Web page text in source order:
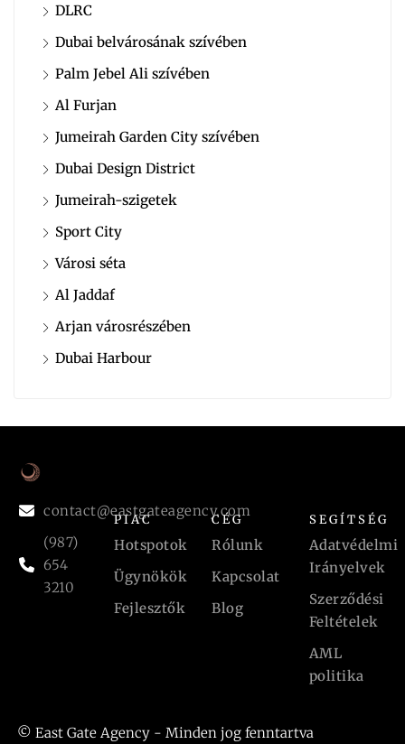
DLRC
Dubai belvárosának szívében
Palm Jebel Ali szívében
Al Furjan
Jumeirah Garden City szívében
Dubai Design District
Jumeirah-szigetek
Sport City
Városi séta
Al Jaddaf
Arjan városrészében
Dubai Harbour
contact@eastgateagency.com
(987)
654
3210
PIAC
Hotspotok
Ügynökök
Fejlesztők
CÉG
Rólunk
Kapcsolat
Blog
SEGÍTSÉG
Adatvédelmi
Irányelvek
Szerződési
Feltételek
AML
politika
© East Gate Agency - Minden jog fenntartva